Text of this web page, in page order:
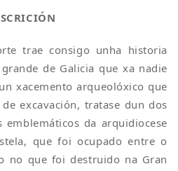
trae consigo unha historia
de Galicia que xa nadie
xacemento arqueolóxico que
excavación, tratase dun dos
emblemáticos da arquidiocese
que foi ocupado entre o
no que foi destruido na Gran